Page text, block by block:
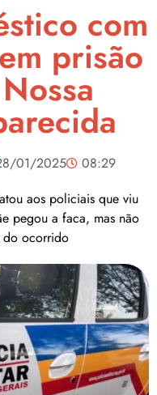
com
prisão
01/2025
08:29
aos policiais que viu
pegou a faca, mas não
do ocorrido